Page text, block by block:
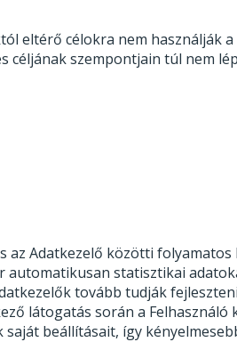
eltérő célokra nem használják
szempontjain túl nem
Adatkezelő közötti
automatikusan statisztikai
tovább tudják
látogatás során a
beállításait, így